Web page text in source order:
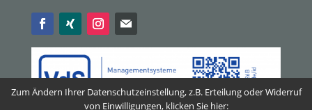
Zum Ändern Ihrer Datenschutzeinstellung, z.B. Erteilung oder Widerruf
von Einwilligungen, klicken Sie hier: